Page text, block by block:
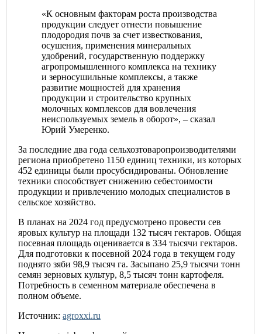
«К основным факторам роста производства
продукции следует отнести повышение
плодородия почв за счет известкования,
осушения, применения минеральных
удобрений, государственную поддержку
агропромышленного комплекса на технику
и зерносушильные комплексы, а также
развитие мощностей для хранения
продукции и строительство крупных
молочных комплексов для вовлечения
неиспользуемых земель в оборот», – сказал
Юрий Умеренко.
За последние два года сельхозтоваропроизводителями
региона приобретено 1150 единиц техники, из которых
452 единицы были просубсидированы. Обновление
техники способствует снижению себестоимости
продукции и привлечению молодых специалистов в
сельское хозяйство.
В планах на 2024 год предусмотрено провести сев
яровых культур на площади 132 тысяч гектаров. Общая
посевная площадь оценивается в 334 тысячи гектаров.
Для подготовки к посевной 2024 года в текущем году
поднято зяби 98,9 тысяч га. Засыпано 25,9 тысячи тонн
семян зерновых культур, 8,5 тысяч тонн картофеля.
Потребность в семенном материале обеспечена в
полном объеме.
Источник: agroxxi.ru